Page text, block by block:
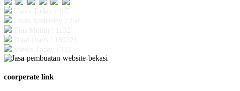
coorperate link